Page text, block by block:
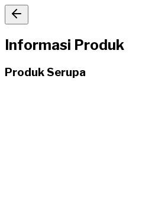
Informasi Produk
Produk Serupa